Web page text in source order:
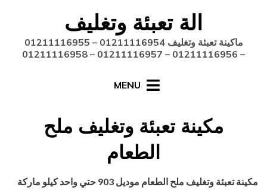
content
الة تعبئة وتغليف
ماكينة تعبئة وتغليف 01211116954 – 01211116955
– 01211116956 – 01211116957 – 01211116958
MENU
مكينة تعبئة وتغليف ملح
الطعام
on
مكينة تعبئة وتغليف ملح الطعام موديل 903 حتي واحد كيلو ماركة